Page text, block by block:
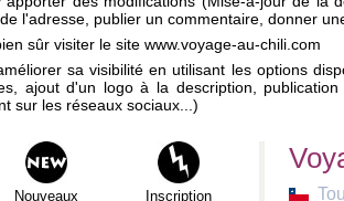
l'adresse, publier un commentaire, donner
sûr visiter le site www.voyage-au-chili.com
sa visibilité en utilisant les options
ajout d'un logo à la description,
sur les réseaux sociaux...)
Nouveaux
Inscription